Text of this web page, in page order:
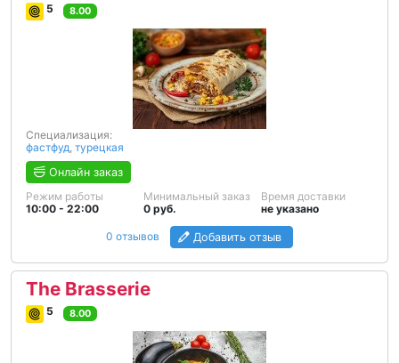
5 8.00
Специализация:
фастфуд турецкая
Онлайн заказ
Режим работы
10:00 - 22:00
Минимальный заказ
0 руб.
Время доставки
не указано
0 отзывов Добавить отзыв
The Brasserie
5 8.00